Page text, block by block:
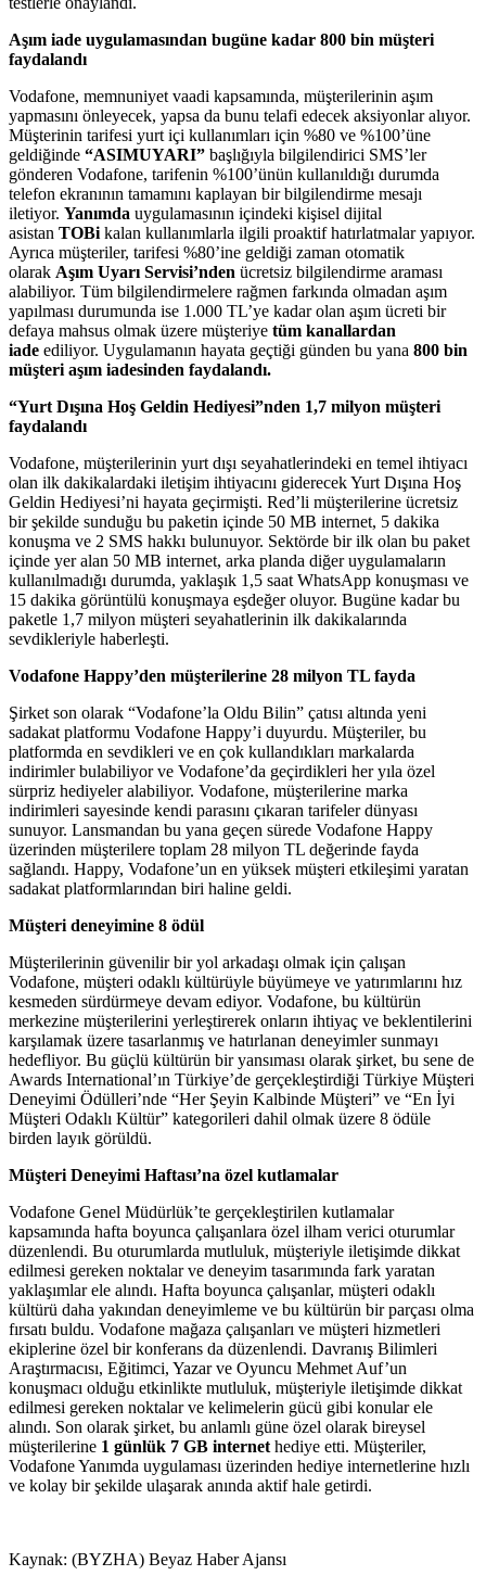
Aşım iade uygulamasından bugüne kadar 800 bin müşteri
faydalandı
Vodafone, memnuniyet vaadi kapsamında, müşterilerinin aşım
yapmasını önleyecek, yapsa da bunu telafi edecek aksiyonlar alıyor.
Müşterinin tarifesi yurt içi kullanımları için %80 ve %100’üne
geldiğinde “ASIMUYARI” başlığıyla bilgilendirici SMS’ler
gönderen Vodafone, tarifenin %100’ünün kullanıldığı durumda
telefon ekranının tamamını kaplayan bir bilgilendirme mesajı
iletiyor. Yanımda uygulamasının içindeki kişisel dijital
asistan TOBi kalan kullanımlarla ilgili proaktif hatırlatmalar yapıyor.
Ayrıca müşteriler, tarifesi %80’ine geldiği zaman otomatik
olarak Aşım Uyarı Servisi’nden ücretsiz bilgilendirme araması
alabiliyor. Tüm bilgilendirmelere rağmen farkında olmadan aşım
yapılması durumunda ise 1.000 TL’ye kadar olan aşım ücreti bir
defaya mahsus olmak üzere müşteriye tüm kanallardan
iade ediliyor. Uygulamanın hayata geçtiği günden bu yana 800 bin
müşteri aşım iadesinden faydalandı.
“Yurt Dışına Hoş Geldin Hediyesi”nden 1,7 milyon müşteri
faydalandı
Vodafone, müşterilerinin yurt dışı seyahatlerindeki en temel ihtiyacı
olan ilk dakikalardaki iletişim ihtiyacını giderecek Yurt Dışına Hoş
Geldin Hediyesi’ni hayata geçirmişti. Red’li müşterilerine ücretsiz
bir şekilde sunduğu bu paketin içinde 50 MB internet, 5 dakika
konuşma ve 2 SMS hakkı bulunuyor. Sektörde bir ilk olan bu paket
içinde yer alan 50 MB internet, arka planda diğer uygulamaların
kullanılmadığı durumda, yaklaşık 1,5 saat WhatsApp konuşması ve
15 dakika görüntülü konuşmaya eşdeğer oluyor. Bugüne kadar bu
paketle 1,7 milyon müşteri seyahatlerinin ilk dakikalarında
sevdikleriyle haberleşti.
Vodafone Happy’den müşterilerine 28 milyon TL fayda
Şirket son olarak “Vodafone’la Oldu Bilin” çatısı altında yeni
sadakat platformu Vodafone Happy’i duyurdu. Müşteriler, bu
platformda en sevdikleri ve en çok kullandıkları markalarda
indirimler bulabiliyor ve Vodafone’da geçirdikleri her yıla özel
sürpriz hediyeler alabiliyor. Vodafone, müşterilerine marka
indirimleri sayesinde kendi parasını çıkaran tarifeler dünyası
sunuyor. Lansmandan bu yana geçen sürede Vodafone Happy
üzerinden müşterilere toplam 28 milyon TL değerinde fayda
sağlandı. Happy, Vodafone’un en yüksek müşteri etkileşimi yaratan
sadakat platformlarından biri haline geldi.
Müşteri deneyimine 8 ödül
Müşterilerinin güvenilir bir yol arkadaşı olmak için çalışan
Vodafone, müşteri odaklı kültürüyle büyümeye ve yatırımlarını hız
kesmeden sürdürmeye devam ediyor. Vodafone, bu kültürün
merkezine müşterilerini yerleştirerek onların ihtiyaç ve beklentilerini
karşılamak üzere tasarlanmış ve hatırlanan deneyimler sunmayı
hedefliyor. Bu güçlü kültürün bir yansıması olarak şirket, bu sene de
Awards International’ın Türkiye’de gerçekleştirdiği Türkiye Müşteri
Deneyimi Ödülleri’nde “Her Şeyin Kalbinde Müşteri” ve “En İyi
Müşteri Odaklı Kültür” kategorileri dahil olmak üzere 8 ödüle
birden layık görüldü.
Müşteri Deneyimi Haftası’na özel kutlamalar
Vodafone Genel Müdürlük’te gerçekleştirilen kutlamalar
kapsamında hafta boyunca çalışanlara özel ilham verici oturumlar
düzenlendi. Bu oturumlarda mutluluk, müşteriyle iletişimde dikkat
edilmesi gereken noktalar ve deneyim tasarımında fark yaratan
yaklaşımlar ele alındı. Hafta boyunca çalışanlar, müşteri odaklı
kültürü daha yakından deneyimleme ve bu kültürün bir parçası olma
fırsatı buldu. Vodafone mağaza çalışanları ve müşteri hizmetleri
ekiplerine özel bir konferans da düzenlendi. Davranış Bilimleri
Araştırmacısı, Eğitimci, Yazar ve Oyuncu Mehmet Auf’un
konuşmacı olduğu etkinlikte mutluluk, müşteriyle iletişimde dikkat
edilmesi gereken noktalar ve kelimelerin gücü gibi konular ele
alındı. Son olarak şirket, bu anlamlı güne özel olarak bireysel
müşterilerine 1 günlük 7 GB internet hediye etti. Müşteriler,
Vodafone Yanımda uygulaması üzerinden hediye internetlerine hızlı
ve kolay bir şekilde ulaşarak anında aktif hale getirdi.
Kaynak: (BYZHA) Beyaz Haber Ajansı